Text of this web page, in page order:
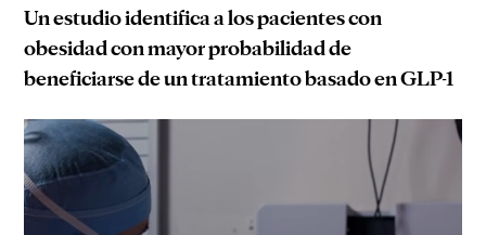
Un estudio identifica a los pacientes con
obesidad con mayor probabilidad de
beneficiarse de un tratamiento basado en GLP-1